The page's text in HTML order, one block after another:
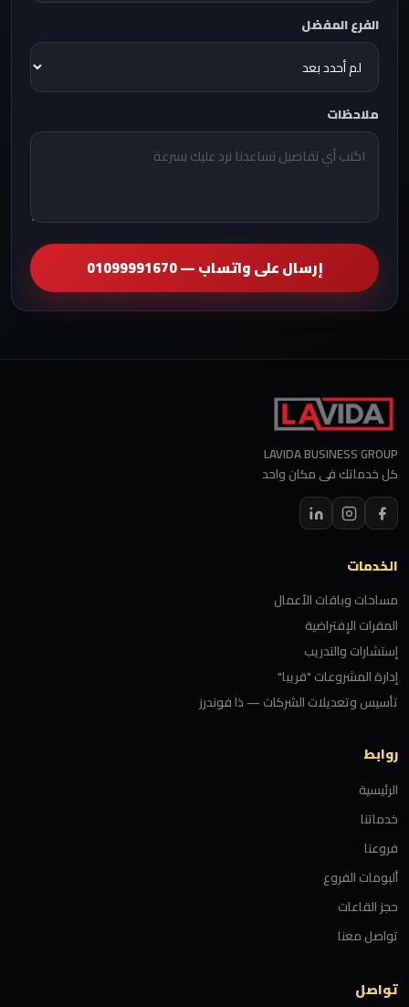
الفرع المفضل
ملاحظات
إرسال على واتساب — 01099991670
LAVIDA BUSINESS GROUP
كل خدماتك فى مكان واحد
الخدمات
مساحات وباقات الأعمال
المقرات الإفتراضية
إستشارات والتدريب
إدارة المشروعات "قريبا"
تأسيس وتعديلات الشركات — ذا فوندرز
روابط
الرئيسية
خدماتنا
فروعنا
ألبومات الفروع
حجز القاعات
تواصل معنا
تواصل